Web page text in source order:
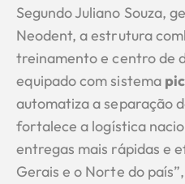
Segundo Juliano Souza,
Neodent, a estrutura
treinamento e centro de
equipado com sistema
automatiza a separação
fortalece a logística
entregas mais rápidas e
Gerais e o Norte do